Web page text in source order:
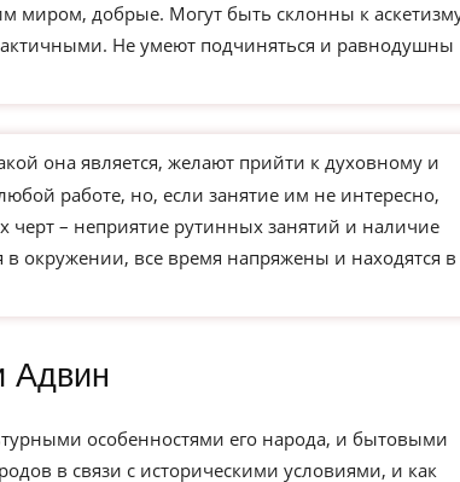
миром, добрые. Могут быть склонны к
Не умеют подчиняться и равнодушны
она является, желают прийти к духовному и
работе, но, если занятие им не интересно,
– неприятие рутинных занятий и наличие
в окружении, все время напряжены и находятся в
Адвин
особенностями его народа, и бытовыми
в связи с историческими условиями, и как